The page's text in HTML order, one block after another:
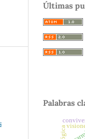
Últimas
Palabras